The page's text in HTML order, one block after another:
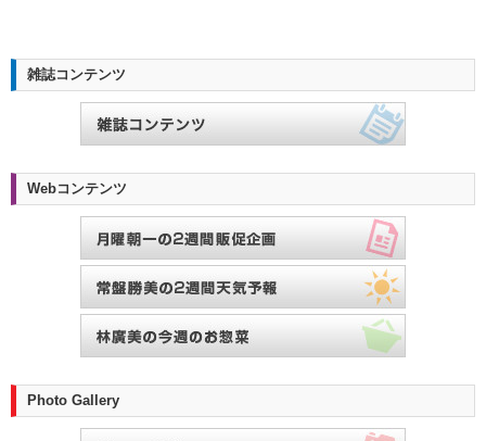
雑誌コンテンツ
Webコンテンツ
Photo Gallery